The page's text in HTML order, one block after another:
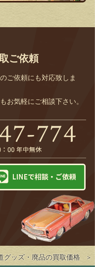
グッズ・廃品の買取価格
ご依頼
ご依頼にも対応致しま
お気軽にご相談下さい。